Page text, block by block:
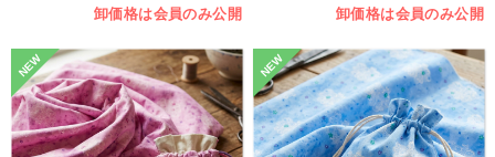
卸価格は会員のみ公開 卸価格は会員のみ公開
NEW NEW